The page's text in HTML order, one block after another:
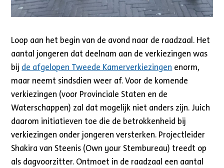
Loop aan het begin van de avond naar de raadzaal. Het
aantal jongeren dat deelnam aan de verkiezingen was
bij de afgelopen Tweede Kamerverkiezingen enorm,
maar neemt sindsdien weer af. Voor de komende
verkiezingen (voor Provinciale Staten en de
Waterschappen) zal dat mogelijk niet anders zijn. Juich
daarom initiatieven toe die de betrokkenheid bij
verkiezingen onder jongeren versterken. Projectleider
Shakira van Steenis (Own your Stembureau) treedt op
als dagvoorzitter. Ontmoet in de raadzaal een aantal